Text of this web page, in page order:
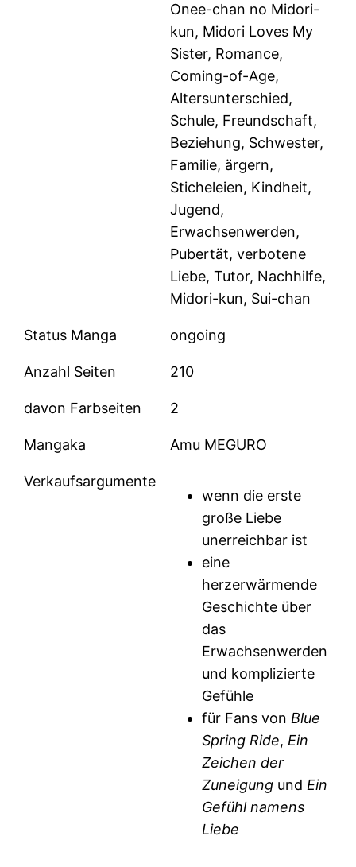
Onee-chan no Midori-
kun, Midori Loves My
Sister, Romance,
Coming-of-Age,
Altersunterschied,
Schule, Freundschaft,
Beziehung, Schwester,
Familie, ärgern,
Sticheleien, Kindheit,
Jugend,
Erwachsenwerden,
Pubertät, verbotene
Liebe, Tutor, Nachhilfe,
Midori-kun, Sui-chan
Status Manga ongoing
Anzahl Seiten 210
davon Farbseiten 2
Mangaka Amu MEGURO
Verkaufsargumente
wenn die erste
große Liebe
unerreichbar ist
eine
herzerwärmende
Geschichte über
das
Erwachsenwerden
und komplizierte
Gefühle
für Fans von Blue
Spring Ride, Ein
Zeichen der
Zuneigung und Ein
Gefühl namens
Liebe